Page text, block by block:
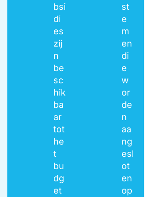
bsi
di
es
zij
n
be
sc
hik
ba
ar
tot
he
t
bu
dg
et
st
e
m
en
di
e
w
or
de
n
aa
ng
esl
ot
en
op